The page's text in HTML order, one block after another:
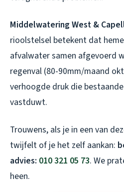
Middelwatering West &
rioolstelsel betekent dat
afvalwater samen afgevoerd
regenval (80-90mm/maand
verhoogde druk die
vastduwt.
Trouwens, als je in een van
twijfelt of je het zelf aankan:
advies: 010 321 05 73. We
heen.